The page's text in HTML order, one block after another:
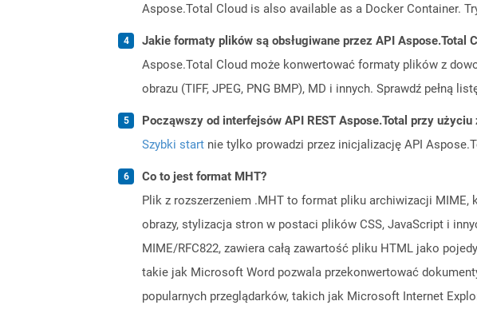
Aspose.Total Cloud is also available as a Docker Container.
Jakie formaty plików są obsługiwane przez API Aspose.Total
Aspose.Total Cloud może konwertować formaty plików z
obrazu (TIFF, JPEG, PNG BMP), MD i innych. Sprawdź pełną
Począwszy od interfejsów API REST Aspose.Total przy
Szybki start nie tylko prowadzi przez inicjalizację API
Co to jest format MHT?
Plik z rozszerzeniem .MHT to format pliku archiwizacji MIME,
obrazy, stylizacja stron w postaci plików CSS, JavaScript i
MIME/RFC822, zawiera całą zawartość pliku HTML jako
takie jak Microsoft Word pozwala przekonwertować
popularnych przeglądarków, takich jak Microsoft Internet